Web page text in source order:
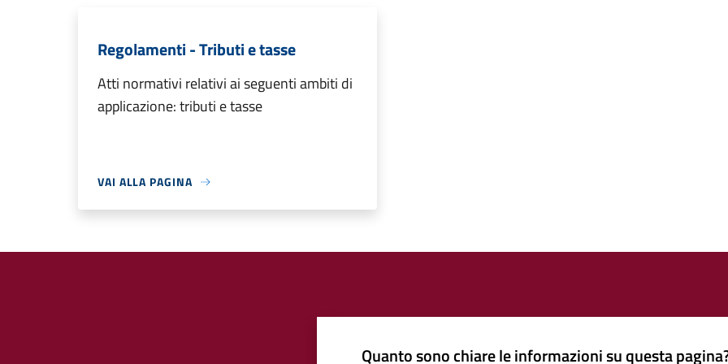
Regolamenti - Tributi e tasse
Atti normativi relativi ai seguenti ambiti di
applicazione: tributi e tasse
VAI ALLA PAGINA
Quanto sono chiare le informazioni su questa